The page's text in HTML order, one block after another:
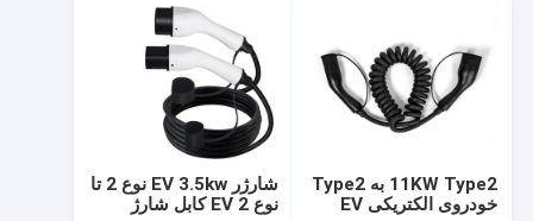
شارژر EV 3.5kw نوع 2 تا
نوع 2 EV کابل شارژ
11KW Type2 به Type2
خودروی الکتریکی EV